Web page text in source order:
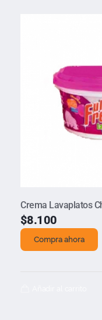
Crema Lavaplatos
$8.100
Compra ahora